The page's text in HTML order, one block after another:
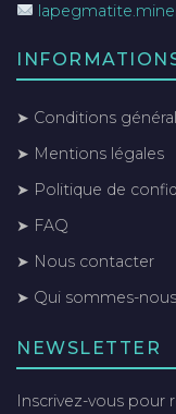
➤ Conditions
➤ Mentions légales
➤ Politique de
➤ FAQ
➤ Nous contacter
➤ Qui sommes-nous
NEWSLETTER
Inscrivez-vous pour